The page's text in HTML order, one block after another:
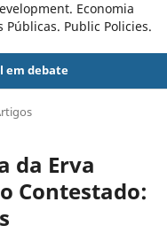
Economia
Públicas. Public Policies.
em debate
da Erva
Contestado: